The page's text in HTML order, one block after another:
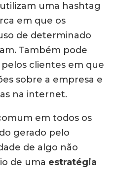
uma hashtag
em que os
de determinado
Também pode
clientes em que
sobre a empresa e
na internet.
em todos os
gerado pelo
de algo não
de uma estratégia